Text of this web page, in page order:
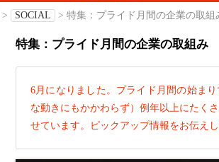
> SOCIAL > 特集：プライド月間の企業の取組
特集：プライド月間の企業の取組み
6月になりました。プライド月間の始ま
な動きにもかかわらず）例年以上にたく
せています。ピックアップ情報をお伝え